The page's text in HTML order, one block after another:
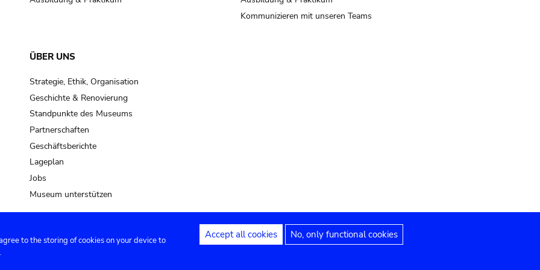
Kommunizieren mit unseren Teams
ÜBER UNS
Strategie, Ethik, Organisation
Geschichte & Renovierung
Standpunkte des Museums
Partnerschaften
Geschäftsberichte
Lageplan
Jobs
Museum unterstützen
Privacy settings Rechtliche Hinweise Erklärung zur Barrierefreiheit
to the storing of cookies on your device to
Accept all cookies No, only functional cookies